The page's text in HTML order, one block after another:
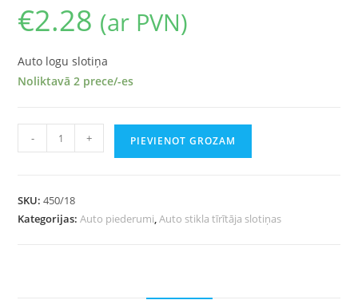
€2.28 (ar PVN)
Auto logu slotiņa
Noliktavā 2 prece/-es
- + PIEVIENOT GROZAM
SKU:450/18
Kategorijas:Auto piederumi,Auto stikla tīrītāja slotiņas